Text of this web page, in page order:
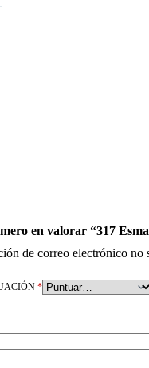
en valorar “317
de correo electrónico no
*